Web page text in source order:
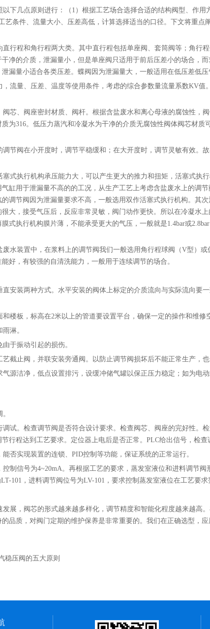
下几点原则进行：（1）根据工艺场合选择合适的结构阀型、作用
艺条件、流量大小、压差高低，计算选择适当的口径。下文将重点
行程和角行程两大类。其中直行程包括单座阀、套筒阀等；角行
净的介质，泄漏量小，但是单座阀只适用于前后压差小的场合，
漏量小适合各类压差。蝶阀因为泄漏量大，一般适用在低压差低压
流量、压差、温度等使用条件，考虑的综合参数量流量系数KV值
芯、阀座密封材质、阀杆。根据含盐废水和离心母液的腐蚀性，
为316。低压力蒸汽和冷凝水为干净的介质无腐蚀性阀体阀芯材质
节阀在小开度时，调节平稳缓和；在大开度时，调节灵敏有效。
式执行机构承压能力大，可以产生更大的推力和扭矩，活塞式执
缸用于泄漏量不高的的工况，从生产工艺上考虑含盐废水上的调
调节阀因为泄漏量要求不高，一般选用双作活塞式执行机构。其
大，接受气压后，反应非常灵敏，阀门动作更快。所以在冷凝水
式执行机构膜片薄，不能承受更大的气压，一般就是1.4bar或
水装置中，在浆料上的调节阀我们一般选用角行程球阀（V型）
好，有较强的自清洗能力，一般用于连续调节的场合。
安装两种方式。水平安装的阀体上标定的介质流向与实际流向要
楼板，标高在2米以上的管道要设置平台，确保一定的操作和维修
淋。
于振动引起的损伤。
截止阀，并联安装旁通阀。以防止调节阀损坏后不能正常生产，也
源洁净，低点设置排污，设缓冲储气罐以保正压力稳定；如为电
试。检查调节阀是否符合设计要求。检查阀芯、阀座的完好性。
行程达到工艺要求。定位器上电后是否正常。PLC给出信号，检查
否实现装置的连锁、PID控制等功能，保证系统的正常运行。
制信号为4~20mA。再根据工艺的要求，蒸发室液位和进料调节阀
101，进料调节阀位号为LV-101，要求控制蒸发室液位在工艺要求
展，阀芯的形式越来越多样化，调节精度和智能化程度越来越高
品质，对阀门定期的维护保养是非常重要的。我们在正确选型，
稳压阀的五大原则